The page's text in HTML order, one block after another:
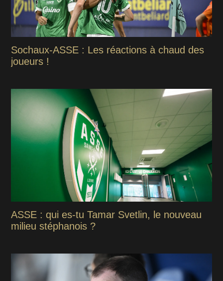
Sochaux-ASSE : Les réactions à chaud des
joueurs !
ASSE : qui es-tu Tamar Svetlin, le nouveau
milieu stéphanois ?